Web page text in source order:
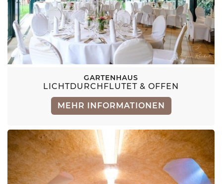
GARTENHAUS
LICHTDURCHFLUTET & OFFEN
MEHR INFORMATIONEN